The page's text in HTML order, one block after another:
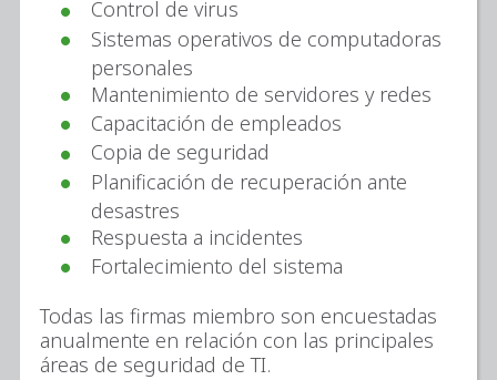
Control de virus
Sistemas operativos de computadoras
personales
Mantenimiento de servidores y redes
Capacitación de empleados
Copia de seguridad
Planificación de recuperación ante
desastres
Respuesta a incidentes
Fortalecimiento del sistema
Todas las firmas miembro son encuestadas
anualmente en relación con las principales
áreas de seguridad de TI.